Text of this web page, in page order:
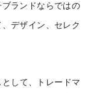
ランドならではの
デザイン、セレク
して、トレードマ